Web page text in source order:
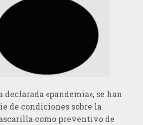
«pandemia», se han
de condiciones sobre la
como preventivo de